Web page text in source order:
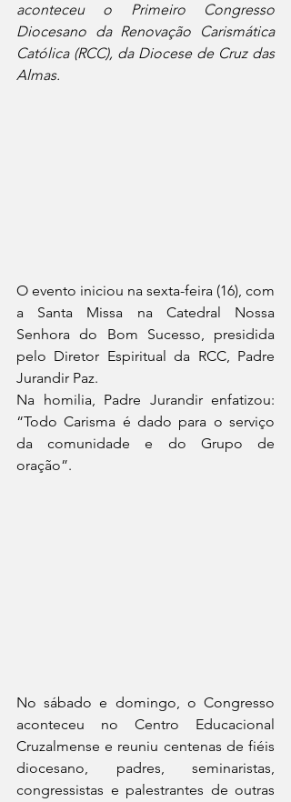
aconteceu o Primeiro Congresso
Diocesano da Renovação Carismática
Católica (RCC), da Diocese de Cruz das
Almas.
O evento iniciou na sexta-feira (16), com
a Santa Missa na Catedral Nossa
Senhora do Bom Sucesso, presidida
pelo Diretor Espiritual da RCC, Padre
Jurandir Paz.
Na homilia, Padre Jurandir enfatizou:
“Todo Carisma é dado para o serviço
da comunidade e do Grupo de
oração”.
No sábado e domingo, o Congresso
aconteceu no Centro Educacional
Cruzalmense e reuniu centenas de fiéis
diocesano, padres, seminaristas,
congressistas e palestrantes de outras